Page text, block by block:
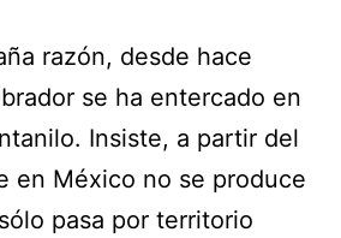
razón, desde hace
se ha entercado en
Insiste, a partir del
en México no se produce
pasa por territorio